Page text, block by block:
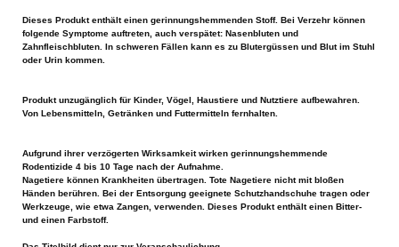
Dieses Produkt enthält einen gerinnungshemmenden Stoff. Bei Verzehr können
folgende Symptome auftreten, auch verspätet: Nasenbluten und
Zahnfleischbluten. In schweren Fällen kann es zu Blutergüssen und Blut im Stuhl
oder Urin kommen.
Produkt unzugänglich für Kinder, Vögel, Haustiere und Nutztiere aufbewahren.
Von Lebensmitteln, Getränken und Futtermitteln fernhalten.
Aufgrund ihrer verzögerten Wirksamkeit wirken gerinnungshemmende
Rodentizide 4 bis 10 Tage nach der Aufnahme.
Nagetiere können Krankheiten übertragen. Tote Nagetiere nicht mit bloßen
Händen berühren. Bei der Entsorgung geeignete Schutzhandschuhe tragen oder
Werkzeuge, wie etwa Zangen, verwenden. Dieses Produkt enthält einen Bitter-
und einen Farbstoff.